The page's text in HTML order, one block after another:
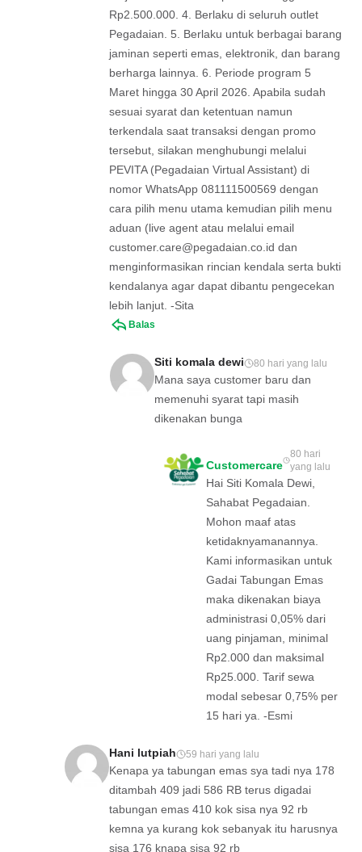
Rp2.500.000. 4. Berlaku di seluruh outlet
Pegadaian. 5. Berlaku untuk berbagai barang
jaminan seperti emas, elektronik, dan barang
berharga lainnya. 6. Periode program 5
Maret hingga 30 April 2026. Apabila sudah
sesuai syarat dan ketentuan namun
terkendala saat transaksi dengan promo
tersebut, silakan menghubungi melalui
PEVITA (Pegadaian Virtual Assistant) di
nomor WhatsApp 081111500569 dengan
cara pilih menu utama kemudian pilih menu
aduan (live agent atau melalui email
customer.care@pegadaian.co.id dan
menginformasikan rincian kendala serta bukti
kendalanya agar dapat dibantu pengecekan
lebih lanjut. -Sita
Balas
Siti komala dewi 80 hari yang lalu
Mana saya customer baru dan
memenuhi syarat tapi masih
dikenakan bunga
Customercare
80 hari
yang lalu
Hai Siti Komala Dewi,
Sahabat Pegadaian.
Mohon maaf atas
ketidaknyamanannya.
Kami informasikan untuk
Gadai Tabungan Emas
maka dikenakan biaya
administrasi 0,05% dari
uang pinjaman, minimal
Rp2.000 dan maksimal
Rp25.000. Tarif sewa
modal sebesar 0,75% per
15 hari ya. -Esmi
Hani lutpiah 59 hari yang lalu
Kenapa ya tabungan emas sya tadi nya 178
ditambah 409 jadi 586 RB terus digadai
tabungan emas 410 kok sisa nya 92 rb
kemna ya kurang kok sebanyak itu harusnya
sisa 176 knapa sisa 92 rb